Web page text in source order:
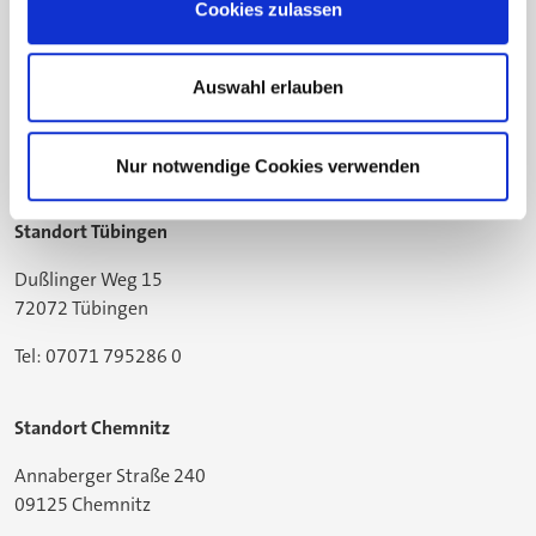
Cookies zulassen
Auswahl erlauben
Nur notwendige Cookies verwenden
Standort Tübingen
Dußlinger Weg 15
72072 Tübingen
Tel: 07071 795286 0
Standort Chemnitz
Annaberger Straße 240
09125 Chemnitz